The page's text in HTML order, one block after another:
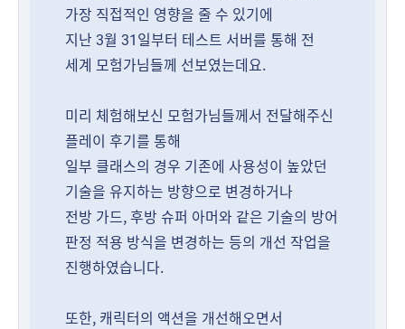
가장 직접적인 영향을 줄 수 있기에
지난 3월 31일부터 테스트 서버를 통해 전
세계 모험가님들께 선보였는데요.
미리 체험해보신 모험가님들께서 전달해주신
플레이 후기를 통해
일부 클래스의 경우 기존에 사용성이 높았던
기술을 유지하는 방향으로 변경하거나
전방 가드, 후방 슈퍼 아머와 같은 기술의 방어
판정 적용 방식을 변경하는 등의 개선 작업을
진행하였습니다.
또한, 캐릭터의 액션을 개선해오면서